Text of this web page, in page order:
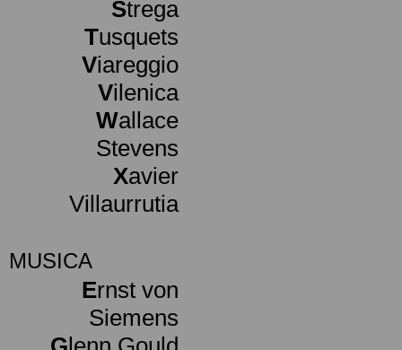
Strega
Tusquets
Viareggio
Vilenica
Wallace
Stevens
Xavier
Villaurrutia
MUSICA
Ernst von
Siemens